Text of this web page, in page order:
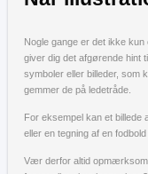
Nogle gange er det ikke
giver dig det afgørende hint
symboler eller billeder, som
gemmer de på ledetråde.
For eksempel kan et billede
eller en tegning af en
Vær derfor altid opmærksom